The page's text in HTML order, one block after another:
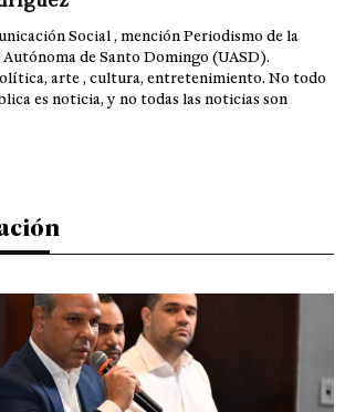
Social , mención Periodismo de la
de Santo Domingo (UASD).
arte , cultura, entretenimiento. No todo
es noticia, y no todas las noticias son